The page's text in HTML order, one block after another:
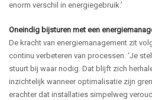
enorm verschil in energiegebruik.’
Oneindig bijsturen met een
De kracht van energiemanagement zit
continu verbeteren van processen. ‘Je
stuurt bij waar nodig. Dat blijft zich
inzichtelijk wanneer optimalisatie zijn
erachter dat installaties simpelweg